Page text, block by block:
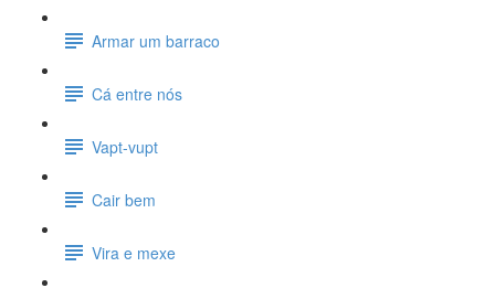
Armar um barraco
Cá entre nós
Vapt-vupt
Cair bem
Vira e mexe